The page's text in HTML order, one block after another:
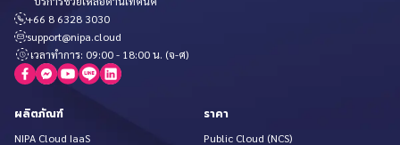
+66 8 6328 3030
support@nipa.cloud
เวลาทำการ: 09:00 - 18:00 น. (จ-ศ)
ผลิตภัณฑ์
NIPA Cloud IaaS
ราคา
Public Cloud (NCS)